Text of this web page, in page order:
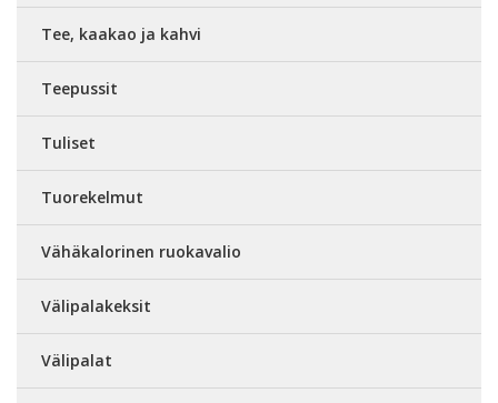
Tee, kaakao ja kahvi
Teepussit
Tuliset
Tuorekelmut
Vähäkalorinen ruokavalio
Välipalakeksit
Välipalat